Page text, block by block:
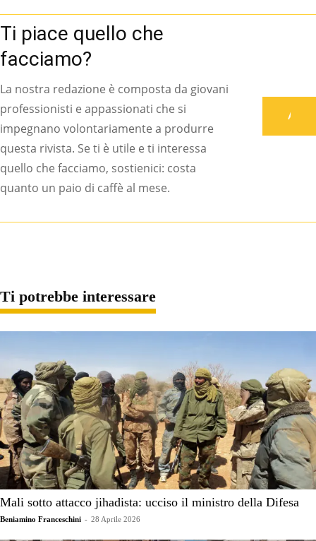
Ti piace quello che
facciamo?
La nostra redazione è composta da giovani
professionisti e appassionati che si
impegnano volontariamente a produrre
questa rivista. Se ti è utile e ti interessa
quello che facciamo, sostienici: costa
quanto un paio di caffè al mese.
Ti potrebbe interessare
Mali sotto attacco jihadista: ucciso il ministro della Difesa
Beniamino Franceschini - 28 Aprile 2026